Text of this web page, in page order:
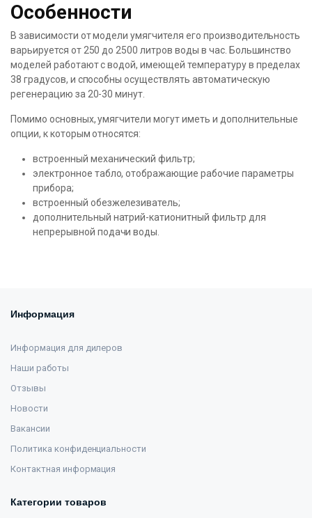
Особенности
В зависимости от модели умягчителя его производительность
варьируется от 250 до 2500 литров воды в час. Большинство
моделей работают с водой, имеющей температуру в пределах
38 градусов, и способны осуществлять автоматическую
регенерацию за 20-30 минут.
Помимо основных, умягчители могут иметь и дополнительные
опции, к которым относятся:
встроенный механический фильтр;
электронное табло, отображающие рабочие параметры
прибора;
встроенный обезжелезиватель;
дополнительный натрий-катионитный фильтр для
непрерывной подачи воды.
Информация
Информация для дилеров
Наши работы
Отзывы
Новости
Вакансии
Политика конфиденциальности
Контактная информация
Категории товаров